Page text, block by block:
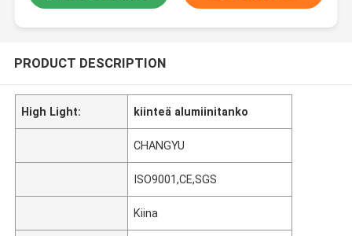
PRODUCT DESCRIPTION
High Light: kiinteä alumiinitanko
CHANGYU
ISO9001,CE,SGS
Kiina